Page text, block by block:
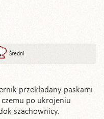
Średni
przekładany paskami
po ukrojeniu
szachownicy.